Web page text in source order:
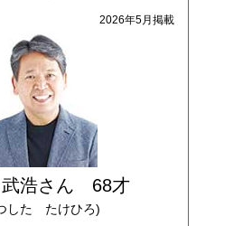
2026年5月掲載
浩さん 68才
した たけひろ)